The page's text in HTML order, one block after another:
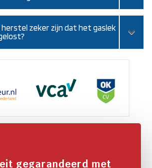
herstel zeker zijn dat het gaslek
gegarandeerd met